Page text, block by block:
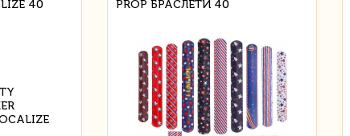
40
PROP БРАСЛЕТИ 40